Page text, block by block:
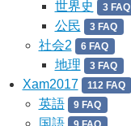
世界史 3 FAQ
公民 3 FAQ
社会2 6 FAQ
地理 3 FAQ
Xam2017 112 FAQ
英語 9 FAQ
国語